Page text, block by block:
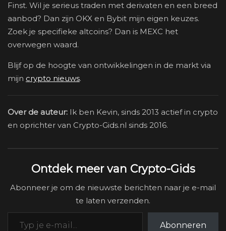
Finst. Wil je serieus traden met derivaten en een breed
aanbod? Dan zijn OKX en Bybit mijn eigen keuzes.
Zoek je specifieke altcoins? Dan is MEXC het
overwegen waard.
Blijf op de hoogte van ontwikkelingen in de markt via
mijn crypto nieuws.
Over de auteur: Ik ben Kevin, sinds 2013 actief in crypto
en oprichter van Crypto-Gids.nl sinds 2016.
Ontdek meer van Crypto-Gids
Abonneer je om de nieuwste berichten naar je e-mail
te laten verzenden.
Typ je e-mail...
Abonneren